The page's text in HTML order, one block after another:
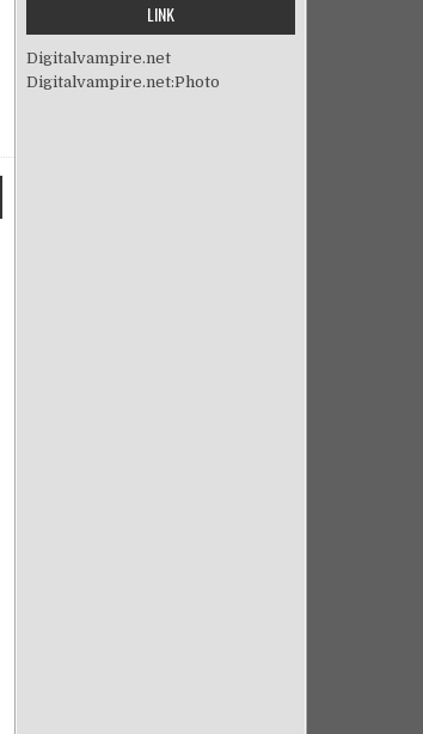
LINK
Digitalvampire.net
Digitalvampire.net:Photo